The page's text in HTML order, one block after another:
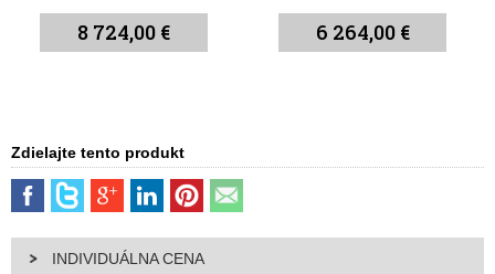
6 264,00 € 6 756,00 €
Zdielajte tento produkt
INDIVIDUÁLNA CENA